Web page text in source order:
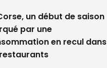
un début de saison
par une
en recul dans